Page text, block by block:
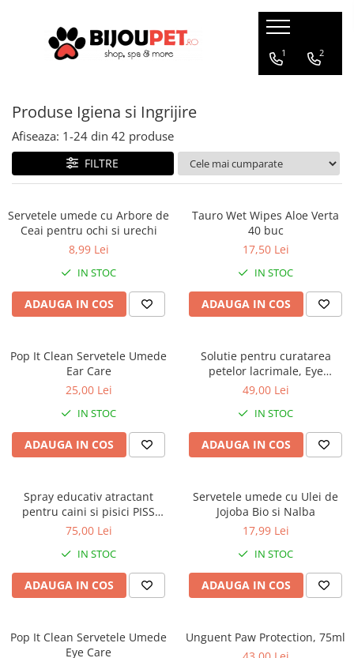
Caini
Hrana Presata la Rece
Hrana Uscata
Tribal
Oaks Farm
Nature's Protection
Chicopee
Taste of the Wild
Devora
Orijen
Recompense caini
Accesorii
Batoane branza Yak
Castroane si Dozatoare
Culcusuri
Custi si Genti de Transport
Hainute
Pisici
Hrana umeda
Recompense pisici
Jucarii Pisici
Accesorii
Ansambluri Pisici
Litiere si Asternut
Genti, Patuturi si Custi de
Transport
Produse Igiena si Ingrijire
Suplimente
1 2
Produse Igiena si Ingrijire
Afiseaza: 1-24 din 42 produse
FILTRE
Servetele umede cu Arbore de
Ceai pentru ochi si urechi
8,99 Lei
IN STOC
ADAUGA IN COS
Tauro Wet Wipes Aloe Verta
40 buc
17,50 Lei
IN STOC
ADAUGA IN COS
Pop It Clean Servetele Umede
Ear Care
25,00 Lei
IN STOC
ADAUGA IN COS
Solutie pentru curatarea
petelor lacrimale, Eye
Cleanser, VetExpert, 100 ml
49,00 Lei
IN STOC
ADAUGA IN COS
Spray educativ atractant
pentru caini si pisici PISS
CAN, Stangest, 250 ml
75,00 Lei
IN STOC
ADAUGA IN COS
Servetele umede cu Ulei de
Jojoba Bio si Nalba
17,99 Lei
IN STOC
ADAUGA IN COS
Pop It Clean Servetele Umede
Eye Care
Unguent Paw Protection, 75ml